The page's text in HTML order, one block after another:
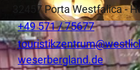
CC-BY-SA
32457Porta Westfalica-
+49 571 / 75677
weserbergland.de